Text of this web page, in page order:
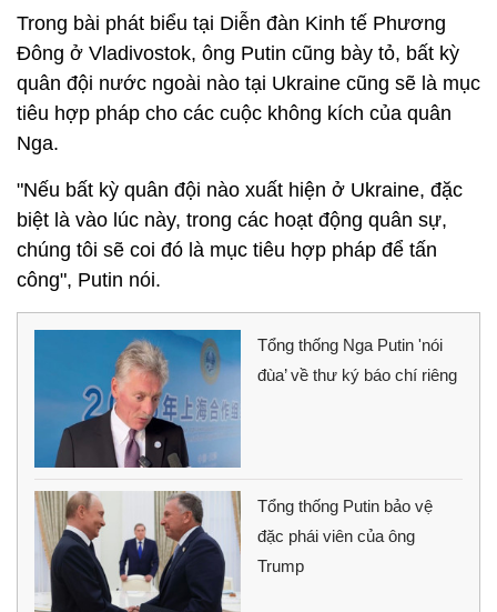
Trong bài phát biểu tại Diễn đàn Kinh tế Phương
Đông ở Vladivostok, ông Putin cũng bày tỏ, bất kỳ
quân đội nước ngoài nào tại Ukraine cũng sẽ là mục
tiêu hợp pháp cho các cuộc không kích của quân
Nga.
"Nếu bất kỳ quân đội nào xuất hiện ở Ukraine, đặc
biệt là vào lúc này, trong các hoạt động quân sự,
chúng tôi sẽ coi đó là mục tiêu hợp pháp để tấn
công", Putin nói.
Tổng thống Nga Putin 'nói
đùa’ về thư ký báo chí riêng
Tổng thống Putin bảo vệ
đặc phái viên của ông
Trump